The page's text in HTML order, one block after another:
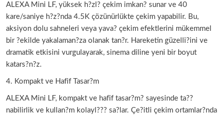
ALEXA Mini LF, yüksek h?zl? çekim imkan? sunar ve 40
kare/saniye h?z?nda 4.5K çözünürlükte çekim yapabilir. Bu,
aksiyon dolu sahneleri veya yava? çekim efektlerini mükemmel
bir ?ekilde yakalaman?za olanak tan?r. Hareketin güzelli?ini ve
dramatik etkisini vurgulayarak, sinema diline yeni bir boyut
katars?n?z.
4. Kompakt ve Hafif Tasar?m
ALEXA Mini LF, kompakt ve hafif tasar?m? sayesinde ta??
nabilirlik ve kullan?m kolayl??? sa?lar. Çe?itli çekim ortamlar?nda